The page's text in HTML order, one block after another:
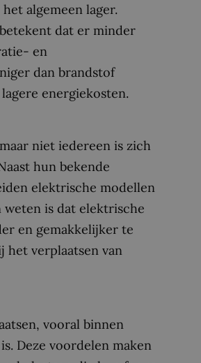
algemeen lager.
dat er minder
en
dan brandstof
energiekosten.
niet iedereen is zich
hun bekende
elektrische modellen
is dat elektrische
en gemakkelijker te
verplaatsen van
vooral binnen
Deze voordelen maken